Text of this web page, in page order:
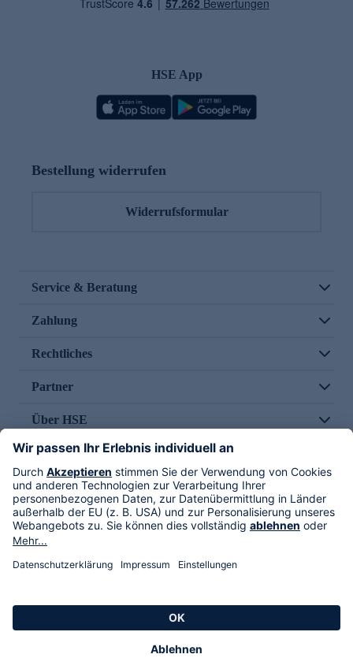
HSE App
Bestellung widerrufen
Widerrufsformular
Service & Beratung
Zahlung
Rechtliches
Partner
Über HSE
Im TV
HSE International